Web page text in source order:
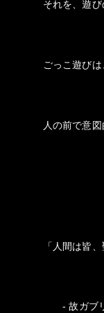
それを、遊
ごっこ遊び
人の前で意
「人間は皆
- 故ガブリ